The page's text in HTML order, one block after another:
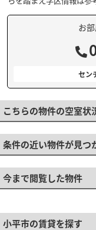
お
セン
こちらの物件の空室状
条件の近い物件が見つ
今まで閲覧した物件
小平市の賃貸を探す